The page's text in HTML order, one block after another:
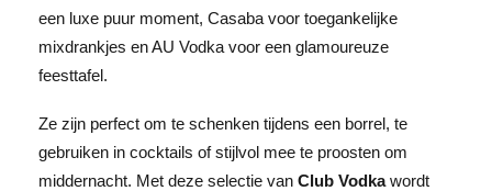
een luxe puur moment, Casaba voor toegankelijke
mixdrankjes en AU Vodka voor een glamoureuze
feesttafel.
Ze zijn perfect om te schenken tijdens een borrel, te
gebruiken in cocktails of stijlvol mee te proosten om
middernacht. Met deze selectie van Club Vodkawordt